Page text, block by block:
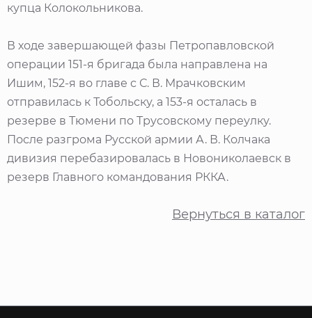
купца Колокольникова.
В ходе завершающей фазы Петропавловской
операции 151-я бригада была направлена на
Ишим, 152-я во главе с С. В. Мрачковским
отправилась к Тобольску, а 153-я осталась в
резерве в Тюмени по Трусовскому переулку.
После разгрома Русской армии А. В. Колчака
дивизия перебазировалась в Новониколаевск в
резерв Главного командования РККА.
Вернуться в каталог